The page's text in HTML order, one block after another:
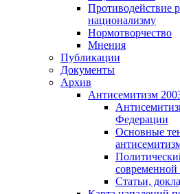
Противодействие
национализму
Нормотворчество
Мнения
Публикации
Документы
Архив
Антисемитизм
Федерации
Основные
современной
Статьи,